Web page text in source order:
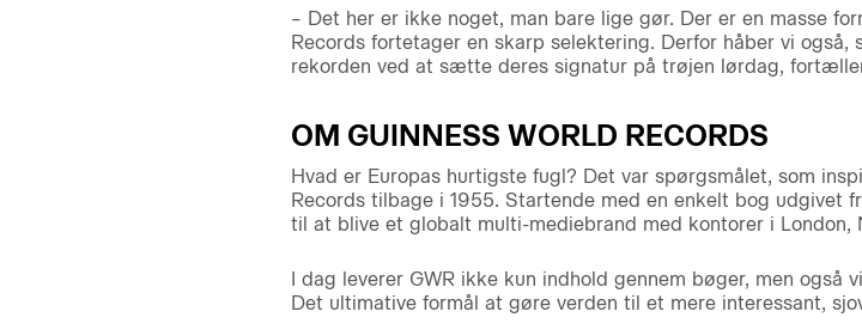
– Det her er ikke noget, man bare lige gør. Der er en masse
Records fortetager en skarp selektering. Derfor håber vi
rekorden ved at sætte deres signatur på trøjen lørdag,
OM GUINNESS WORLD RECORDS
Hvad er Europas hurtigste fugl? Det var spørgsmålet, som
Records tilbage i 1955. Startende med en enkelt bog udgivet
til at blive et globalt multi-mediebrand med kontorer i London,
I dag leverer GWR ikke kun indhold gennem bøger, men også
Det ultimative formål at gøre verden til et mere interessant,